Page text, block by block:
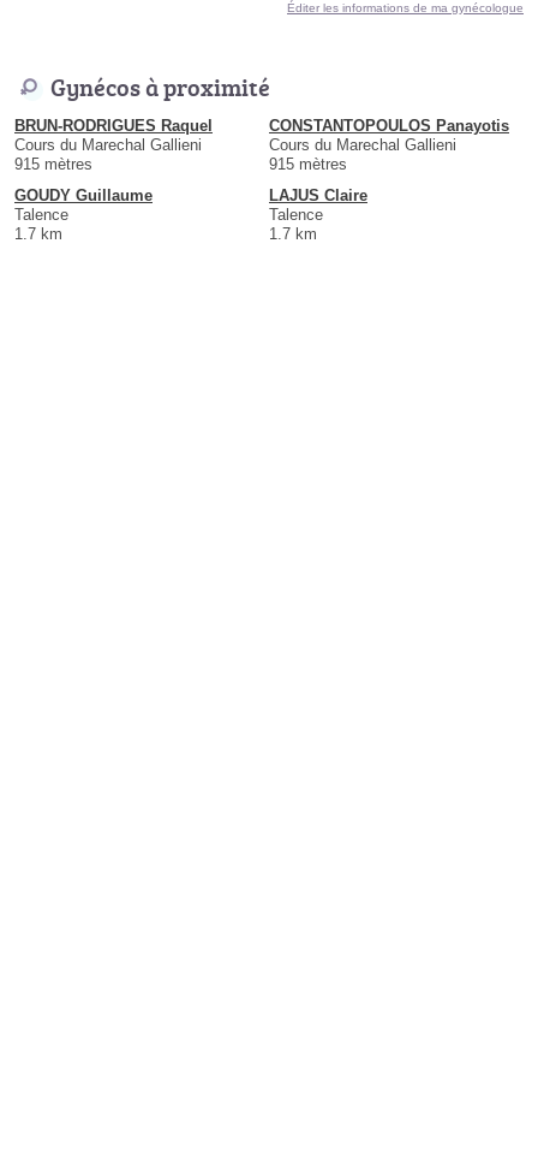
Éditer les informations de ma gynécologue
Gynécos à proximité
BRUN-RODRIGUES Raquel
Cours du Marechal Gallieni
915 mètres
CONSTANTOPOULOS Panayotis
Cours du Marechal Gallieni
915 mètres
GOUDY Guillaume
Talence
1.7 km
LAJUS Claire
Talence
1.7 km